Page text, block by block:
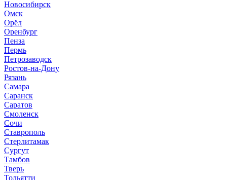
Новосибирск
Омск
Орёл
Оренбург
Пенза
Пермь
Петрозаводск
Ростов-на-Дону
Рязань
Самара
Саранск
Саратов
Смоленск
Сочи
Ставрополь
Стерлитамак
Сургут
Тамбов
Тверь
Тольятти